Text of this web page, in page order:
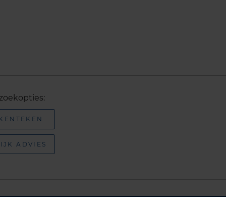
ADVIES